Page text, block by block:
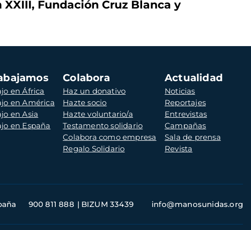
Fundación Cruz Blanca y
en África
en América
en Asia
en España
Colabora
Haz un donativo
Hazte socio
Hazte voluntario/a
Testamento solidario
Colabora como empresa
Regalo Solidario
Actualidad
Noticias
Reportajes
Entrevistas
Campañas
Sala de prensa
Revista
900 811 888 BIZUM 33439 info@manosunidas.org